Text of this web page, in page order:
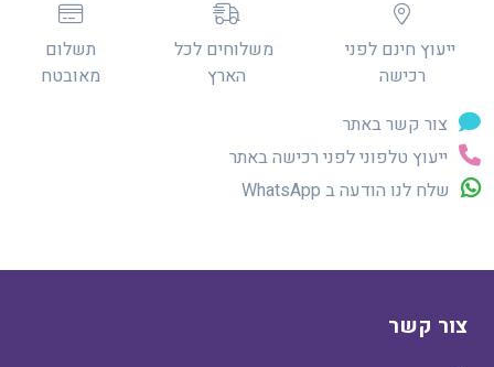
ייעוץ חינם לפני
רכישה
משלוחים לכל
הארץ
תשלום
מאובטח
צור קשר באתר
ייעוץ טלפוני לפני רכישה באתר
שלח לנו הודעה ב WhatsApp
צור קשר